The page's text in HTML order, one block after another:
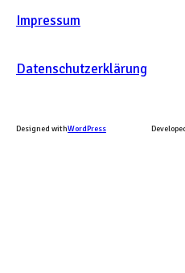
Impressum
Datenschutzerklärung
Designed withWordPress